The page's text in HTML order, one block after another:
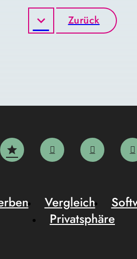
Zurück
Vergleich
Privatsphäre